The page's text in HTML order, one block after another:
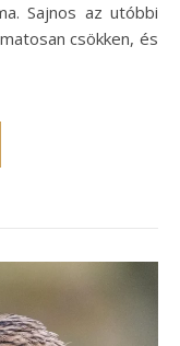
Sajnos az utóbbi
csökken, és